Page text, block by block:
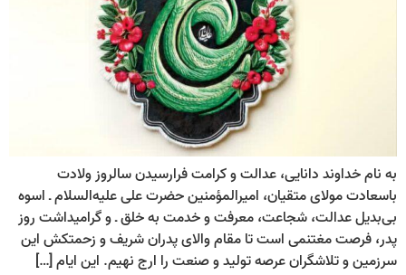
به نام خداوند دانایی، عدالت و کرامت فرارسیدن سالروز ولادت
باسعادت مولای متقیان، امیرالمؤمنین حضرت علی علیه‌السلام ـ اسوه
بی‌بدیل عدالت، شجاعت، معرفت و خدمت به خلق ـ و گرامیداشت روز
پدر، فرصت مغتنمی است تا مقام والای پدران شریف و زحمتکش این
سرزمین و تلاشگران عرصه تولید و صنعت را ارج نهیم. این ایام […]